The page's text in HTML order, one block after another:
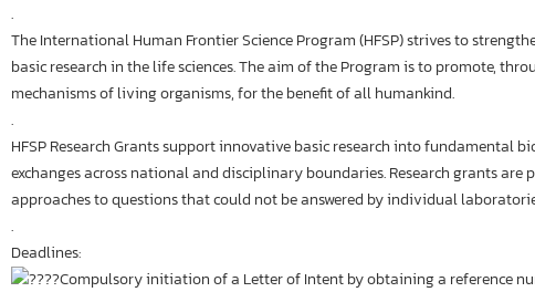
.
The International Human Frontier Science Program (HFSP) strives to
basic research in the life sciences. The aim of the Program is to promote,
mechanisms of living organisms, for the benefit of all humankind.
.
HFSP Research Grants support innovative basic research into
exchanges across national and disciplinary boundaries. Research grants
approaches to questions that could not be answered by individual
.
Deadlines:
Compulsory initiation of a Letter of Intent by obtaining a reference